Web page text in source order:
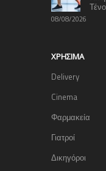
08/08/2026
ΧΡΉΣΙΜΑ
Delivery
Cinema
Φαρμακεία
Γιατροί
Δικηγόροι